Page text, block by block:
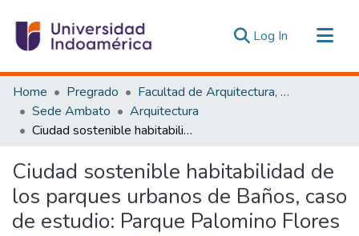
Log In (current)
Communities & Collections
All of DSpace
Statistics
Home Pregrado
Facultad de Arquitectura, Artes y Diseño
Sede Ambato
Arquitectura
Ciudad sostenible habitabilidad de los parques urbanos de Baños, caso de estudio: Parque Palomino Flores
Ciudad sostenible habitabilidad de
los parques urbanos de Baños, caso
de estudio: Parque Palomino Flores